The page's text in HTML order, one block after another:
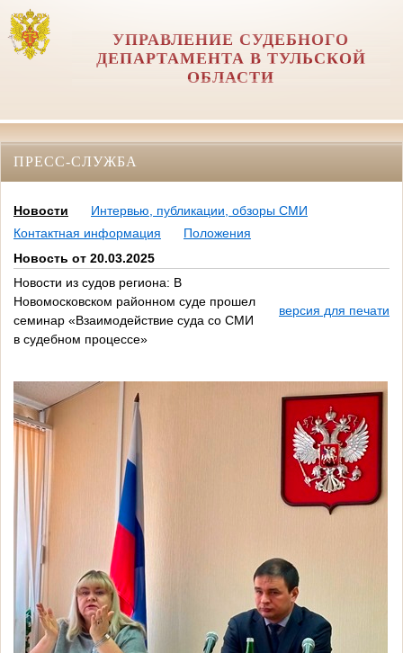
УПРАВЛЕНИЕ СУДЕБНОГО
ДЕПАРТАМЕНТА В ТУЛЬСКОЙ
ОБЛАСТИ
ПРЕСС-СЛУЖБА
Новости
Интервью, публикации, обзоры СМИ
Контактная информация
Положения
Новость от 20.03.2025
Новости из судов региона: В
Новомосковском районном суде прошел
семинар «Взаимодействие суда со СМИ
в судебном процессе»
версия для печати